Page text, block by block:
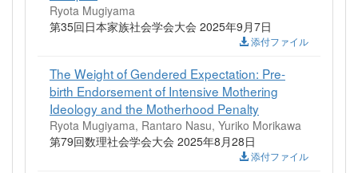
Ryota Mugiyama
第35回日本家族社会学会大会 2025年9月7日
添付ファイル
The Weight of Gendered Expectation: Pre-
birth Endorsement of Intensive Mothering
Ideology and the Motherhood Penalty
Ryota Mugiyama, Rantaro Nasu, Yuriko Morikawa
第79回数理社会学会大会 2025年8月28日
添付ファイル